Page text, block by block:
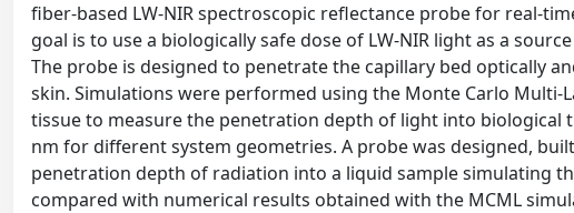
fiber-based LW-NIR spectroscopic reflectance probe for real-
goal is to use a biologically safe dose of LW-NIR light as a
The probe is designed to penetrate the capillary bed optically
skin. Simulations were performed using the Monte Carlo
tissue to measure the penetration depth of light into biological
nm for different system geometries. A probe was designed,
penetration depth of radiation into a liquid sample simulating
compared with numerical results obtained with the MCML